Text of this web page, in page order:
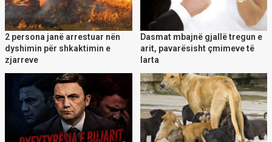
2 persona janë arrestuar nën
dyshimin për shkaktimin e
zjarreve
Dasmat mbajnë gjallë tregun e
arit, pavarësisht çmimeve të
larta